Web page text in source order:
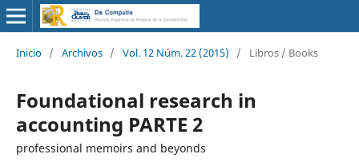
Inicio / Archivos / Vol. 12 Núm. 22 (2015) / Libros / Books
Foundational research in
accounting PARTE 2
professional memoirs and beyonds